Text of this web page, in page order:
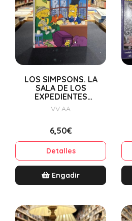
LOS SIMPSONS. LA
SALA DE LOS
EXPEDIENTES
PERMANENTES
VV.AA
6,50€
Detalles
Engadir